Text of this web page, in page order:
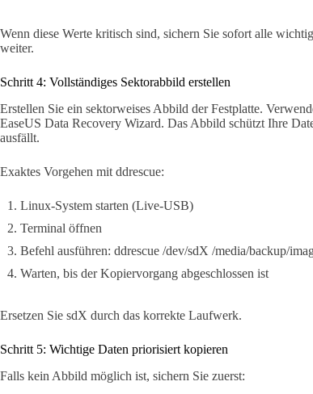
Wenn diese Werte kritisch sind, sichern Sie sofort alle
weiter.
Schritt 4: Vollständiges Sektorabbild erstellen
Erstellen Sie ein sektorweises Abbild der Festplatte.
EaseUS Data Recovery Wizard. Das Abbild schützt Ihre
ausfällt.
Exaktes Vorgehen mit ddrescue:
Linux-System starten (Live-USB)
Terminal öffnen
Befehl ausführen: ddrescue /dev/sdX /media/backup/
Warten, bis der Kopiervorgang abgeschlossen ist
Ersetzen Sie sdX durch das korrekte Laufwerk.
Schritt 5: Wichtige Daten priorisiert kopieren
Falls kein Abbild möglich ist, sichern Sie zuerst: